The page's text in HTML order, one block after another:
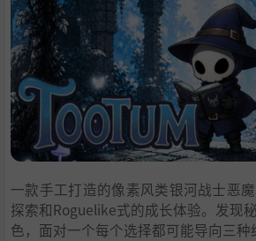
2.系统需求
3.支持作者
4 .学习
一款手工打造的像素风类银河战士恶
探索和Roguelike式的成长体验。发现
色，面对一个每个选择都可能导向三种